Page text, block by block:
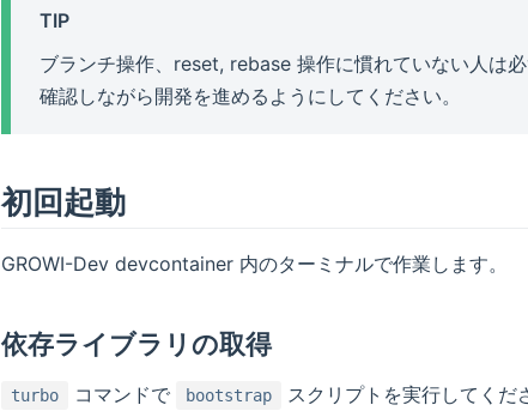
TIP
ブランチ操作、reset, rebase 操作に慣れていない人は
確認しながら開発を進めるようにしてください。
初回起動
GROWI-Dev devcontainer 内のターミナルで作業します。
依存ライブラリの取得
turbo コマンドで bootstrap スクリプトを実行してくだ